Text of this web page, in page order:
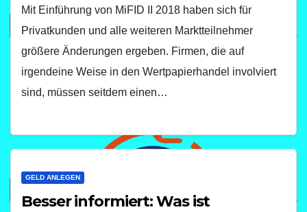
Mit Einführung von MiFID II 2018 haben sich für
Privatkunden und alle weiteren Marktteilnehmer
größere Änderungen ergeben. Firmen, die auf
irgendeine Weise in den Wertpapierhandel involviert
sind, müssen seitdem einen…
GELD ANLEGEN
Besser informiert: Was ist